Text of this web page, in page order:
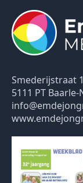
Smederijstraat
5111 PT Baarle-